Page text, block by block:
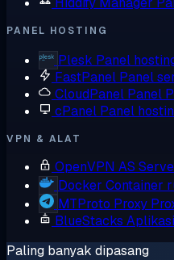
PANEL HOSTING
Plesk Panel
FastPanel Panel
CloudPanel Panel
cPanel Panel
VPN & ALAT
OpenVPN AS
Docker Container
MTProto Proxy
BlueStacks
Paling banyak dipasang